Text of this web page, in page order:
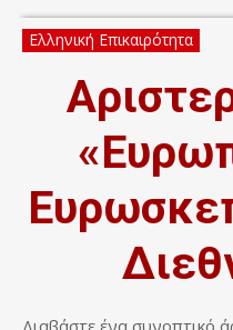
Ελληνική Επικαιρότητα